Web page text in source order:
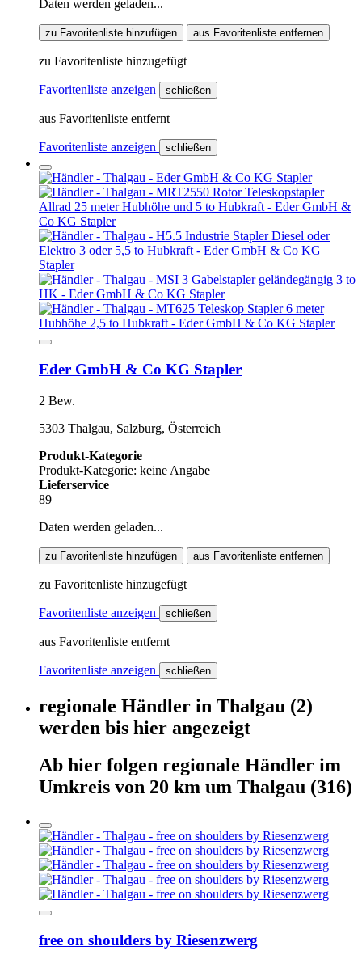
Daten werden geladen...
zu Favoritenliste hinzufügen aus Favoritenliste entfernen
zu Favoritenliste hinzugefügt
Favoritenliste anzeigen schließen
aus Favoritenliste entfernt
Favoritenliste anzeigen schließen
Eder GmbH & Co KG Stapler
2 Bew.
5303 Thalgau, Salzburg, Österreich
Produkt-Kategorie
Produkt-Kategorie: keine Angabe
Lieferservice
89
Daten werden geladen...
zu Favoritenliste hinzufügen aus Favoritenliste entfernen
zu Favoritenliste hinzugefügt
Favoritenliste anzeigen schließen
aus Favoritenliste entfernt
Favoritenliste anzeigen schließen
regionale Händler in Thalgau (2)
werden bis hier angezeigt
Ab hier folgen regionale Händler im
Umkreis von 20 km um Thalgau (316)
free on shoulders by Riesenzwerg